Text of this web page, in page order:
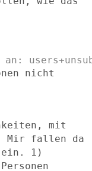
nicht
mit
Mir fallen da
ein.
1)